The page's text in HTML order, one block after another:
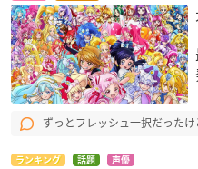
ずっとフレッシュ一択だった
ランキング 話題 声優